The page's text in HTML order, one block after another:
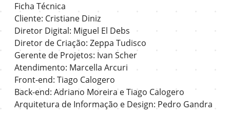
Ficha Técnica
Cliente: Cristiane Diniz
Diretor Digital: Miguel El Debs
Diretor de Criação: Zeppa Tudisco
Gerente de Projetos: Ivan Scher
Atendimento: Marcella Arcuri
Front-end: Tiago Calogero
Back-end: Adriano Moreira e Tiago Calogero
Arquitetura de Informação e Design: Pedro Gandra